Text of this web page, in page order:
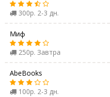
300р. 2-3 дн.
Миф
250р. Завтра
AbeBooks
100р. 2-3 дн.